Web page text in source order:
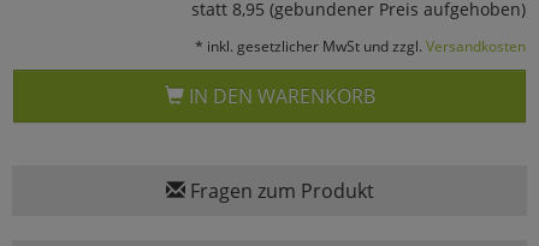
statt 8,95 (gebundener Preis aufgehoben)
* inkl. gesetzlicher MwSt und zzgl. Versandkosten
IN DEN WARENKORB
Fragen zum Produkt
zurückzu Haupptseite